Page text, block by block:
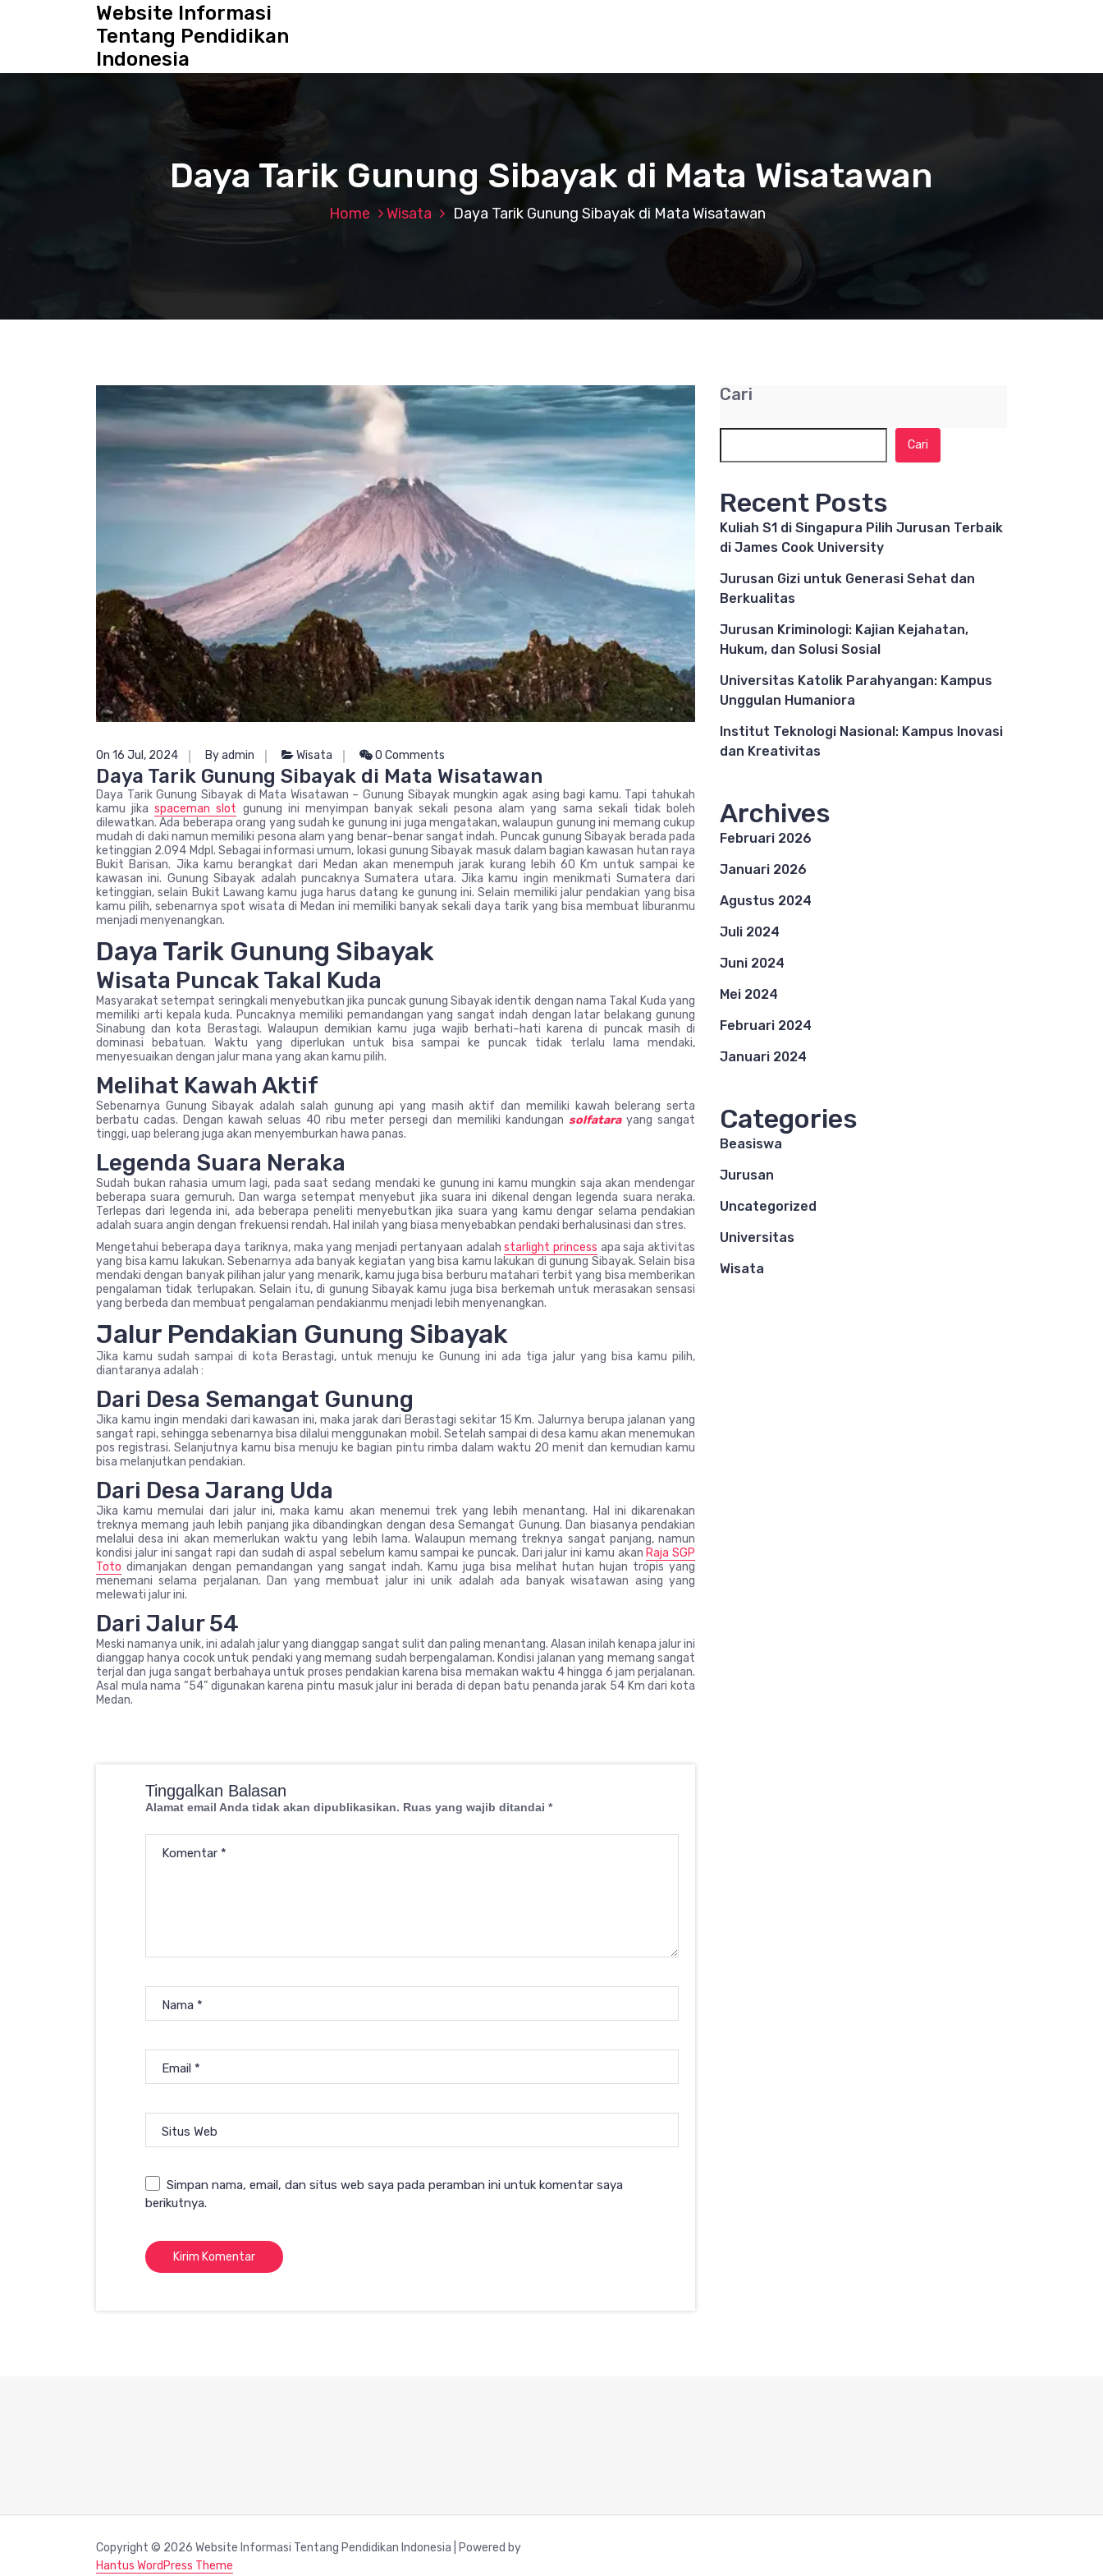
Website Informasi
Tentang Pendidikan
Indonesia
Daya Tarik Gunung Sibayak di Mata Wisatawan
Home Wisata Daya Tarik Gunung Sibayak di Mata Wisatawan
On 16 Jul, 2024 By admin Wisata 0 Comments
Daya Tarik Gunung Sibayak di Mata Wisatawan
Daya Tarik Gunung Sibayak di Mata Wisatawan – Gunung Sibayak mungkin agak asing bagi kamu. Tapi tahukah
kamu jikaspaceman slot gunung ini menyimpan banyak sekali pesona alam yang sama sekali tidak boleh
dilewatkan. Ada beberapa orang yang sudah ke gunung ini juga mengatakan, walaupun gunung ini memang cukup
mudah di daki namun memiliki pesona alam yang benar–benar sangat indah. Puncak gunung Sibayak berada pada
ketinggian 2.094 Mdpl. Sebagai informasi umum, lokasi gunung Sibayak masuk dalam bagian kawasan hutan raya
Bukit Barisan. Jika kamu berangkat dari Medan akan menempuh jarak kurang lebih 60 Km untuk sampai ke
kawasan ini. Gunung Sibayak adalah puncaknya Sumatera utara. Jika kamu ingin menikmati Sumatera dari
ketinggian, selain Bukit Lawang kamu juga harus datang ke gunung ini. Selain memiliki jalur pendakian yang bisa
kamu pilih, sebenarnya spot wisata di Medan ini memiliki banyak sekali daya tarik yang bisa membuat liburanmu
menjadi menyenangkan.
Daya Tarik Gunung Sibayak
Wisata Puncak Takal Kuda
Masyarakat setempat seringkali menyebutkan jika puncak gunung Sibayak identik dengan nama Takal Kuda yang
memiliki arti kepala kuda. Puncaknya memiliki pemandangan yang sangat indah dengan latar belakang gunung
Sinabung dan kota Berastagi. Walaupun demikian kamu juga wajib berhati–hati karena di puncak masih di
dominasi bebatuan. Waktu yang diperlukan untuk bisa sampai ke puncak tidak terlalu lama mendaki,
menyesuaikan dengan jalur mana yang akan kamu pilih.
Melihat Kawah Aktif
Sebenarnya Gunung Sibayak adalah salah gunung api yang masih aktif dan memiliki kawah belerang serta
berbatu cadas. Dengan kawah seluas 40 ribu meter persegi dan memiliki kandungan solfatarayang sangat
tinggi, uap belerang juga akan menyemburkan hawa panas.
Legenda Suara Neraka
Sudah bukan rahasia umum lagi, pada saat sedang mendaki ke gunung ini kamu mungkin saja akan mendengar
beberapa suara gemuruh. Dan warga setempat menyebut jika suara ini dikenal dengan legenda suara neraka.
Terlepas dari legenda ini, ada beberapa peneliti menyebutkan jika suara yang kamu dengar selama pendakian
adalah suara angin dengan frekuensi rendah. Hal inilah yang biasa menyebabkan pendaki berhalusinasi dan stres.
Mengetahui beberapa daya tariknya, maka yang menjadi pertanyaan adalahstarlight princess apa saja aktivitas
yang bisa kamu lakukan. Sebenarnya ada banyak kegiatan yang bisa kamu lakukan di gunung Sibayak. Selain bisa
mendaki dengan banyak pilihan jalur yang menarik, kamu juga bisa berburu matahari terbit yang bisa memberikan
pengalaman tidak terlupakan. Selain itu, di gunung Sibayak kamu juga bisa berkemah untuk merasakan sensasi
yang berbeda dan membuat pengalaman pendakianmu menjadi lebih menyenangkan.
Jalur Pendakian Gunung Sibayak
Jika kamu sudah sampai di kota Berastagi, untuk menuju ke Gunung ini ada tiga jalur yang bisa kamu pilih,
diantaranya adalah :
Dari Desa Semangat Gunung
Jika kamu ingin mendaki dari kawasan ini, maka jarak dari Berastagi sekitar 15 Km. Jalurnya berupa jalanan yang
sangat rapi, sehingga sebenarnya bisa dilalui menggunakan mobil. Setelah sampai di desa kamu akan menemukan
pos registrasi. Selanjutnya kamu bisa menuju ke bagian pintu rimba dalam waktu 20 menit dan kemudian kamu
bisa melanjutkan pendakian.
Dari Desa Jarang Uda
Jika kamu memulai dari jalur ini, maka kamu akan menemui trek yang lebih menantang. Hal ini dikarenakan
treknya memang jauh lebih panjang jika dibandingkan dengan desa Semangat Gunung. Dan biasanya pendakian
melalui desa ini akan memerlukan waktu yang lebih lama. Walaupun memang treknya sangat panjang, namun
kondisi jalur ini sangat rapi dan sudah di aspal sebelum kamu sampai ke puncak. Dari jalur ini kamu akan Raja SGP
Toto dimanjakan dengan pemandangan yang sangat indah. Kamu juga bisa melihat hutan hujan tropis yang
menemani selama perjalanan. Dan yang membuat jalur ini unik adalah ada banyak wisatawan asing yang
melewati jalur ini.
Dari Jalur 54
Meski namanya unik, ini adalah jalur yang dianggap sangat sulit dan paling menantang. Alasan inilah kenapa jalur ini
dianggap hanya cocok untuk pendaki yang memang sudah berpengalaman. Kondisi jalanan yang memang sangat
terjal dan juga sangat berbahaya untuk proses pendakian karena bisa memakan waktu 4 hingga 6 jam perjalanan.
Asal mula nama “54” digunakan karena pintu masuk jalur ini berada di depan batu penanda jarak 54 Km dari kota
Medan.
Tinggalkan Balasan
Alamat email Anda tidak akan dipublikasikan. Ruas yang wajib ditandai *
Komentar *
Nama *
Email *
Situs Web
Simpan nama, email, dan situs web saya pada peramban ini untuk komentar saya
berikutnya.
Cari
Cari
Recent Posts
Kuliah S1 di Singapura Pilih Jurusan Terbaik
di James Cook University
Jurusan Gizi untuk Generasi Sehat dan
Berkualitas
Jurusan Kriminologi: Kajian Kejahatan,
Hukum, dan Solusi Sosial
Universitas Katolik Parahyangan: Kampus
Unggulan Humaniora
Institut Teknologi Nasional: Kampus Inovasi
dan Kreativitas
Archives
Februari 2026
Januari 2026
Agustus 2024
Juli 2024
Juni 2024
Mei 2024
Februari 2024
Januari 2024
Categories
Beasiswa
Jurusan
Uncategorized
Universitas
Wisata
Copyright © 2026 Website Informasi Tentang Pendidikan Indonesia | Powered by
Hantus WordPress Theme